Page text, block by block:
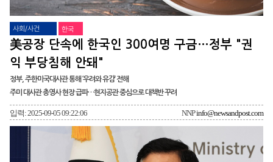
사회/사건 한국
美공장 단속에 한국인 300여명 구금…정부 "권
익 부당침해 안돼"
정부, 주한미국대사관 통해 ‘우려와 유감’ 전해
주미 대사관 총영사 현장 급파…현지공관 중심으로 대책반 꾸려
입력: 2025-09-05 09:22:06 NNPinfo@newsandpost.com